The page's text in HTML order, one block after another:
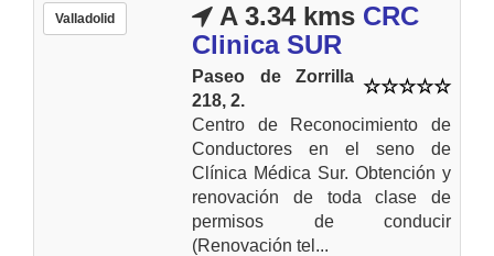
Valladolid A 3.34 kms CRC
Clinica SUR
Paseo de Zorrilla
218, 2.
Centro de Reconocimiento de
Conductores en el seno de
Clínica Médica Sur. Obtención y
renovación de toda clase de
permisos de conducir
(Renovación tel...